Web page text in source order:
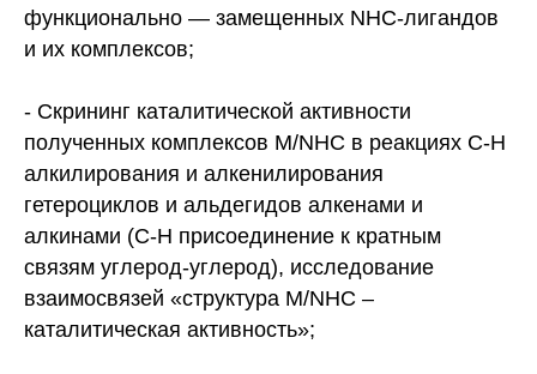
функционально — замещенных NHC-лигандов
и их комплексов;
- Скрининг каталитической активности
полученных комплексов M/NHC в реакциях С-Н
алкилирования и алкенилирования
гетероциклов и альдегидов алкенами и
алкинами (С-Н присоединение к кратным
связям углерод-углерод), исследование
взаимосвязей «структура M/NHC –
каталитическая активность»;